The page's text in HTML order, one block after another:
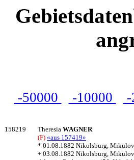
-50000 -10000
158219 Theresia WAGNER
(F) «aus 157419»
* 01.08.1882 Nikolsburg,
+ 03.08.1882 Nikolsburg,